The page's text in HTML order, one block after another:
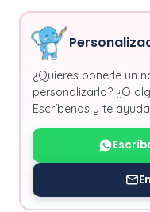
¿Quieres ponerle un
personalizarlo? ¿O
Escríbenos y te